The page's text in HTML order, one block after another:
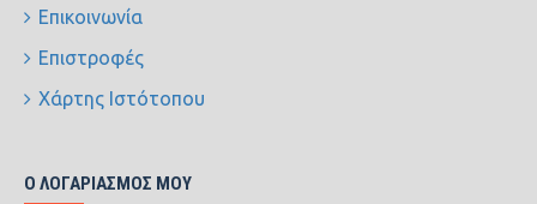
Επικοινωνία
Επιστροφές
Χάρτης Ιστότοπου
Ο ΛΟΓΑΡΙΑΣΜΌΣ ΜΟΥ